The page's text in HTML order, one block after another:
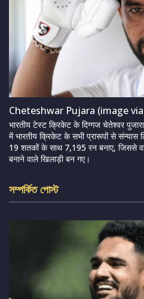
Cheteshwar Pujara (image
भारतीय टेस्ट क्रिकेट के दिग्गज चेतेश्वर
में भारतीय क्रिकेट के सभी प्रारूपों से
19 शतकों के साथ 7,195 रन बनाए, जिससे
बनाने वाले खिलाड़ी बन गए।
সম্পর্কিত পোস্ট